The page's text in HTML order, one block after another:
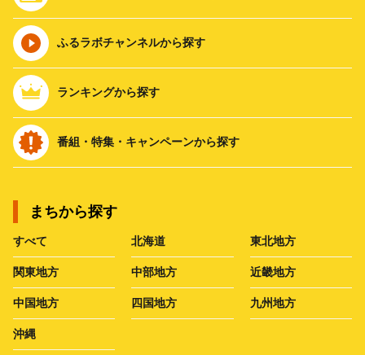
ふるラボチャンネルから探す
ランキングから探す
番組・特集・キャンペーンから探す
まちから探す
すべて 北海道 東北地方
関東地方 中部地方 近畿地方
中国地方 四国地方 九州地方
沖縄